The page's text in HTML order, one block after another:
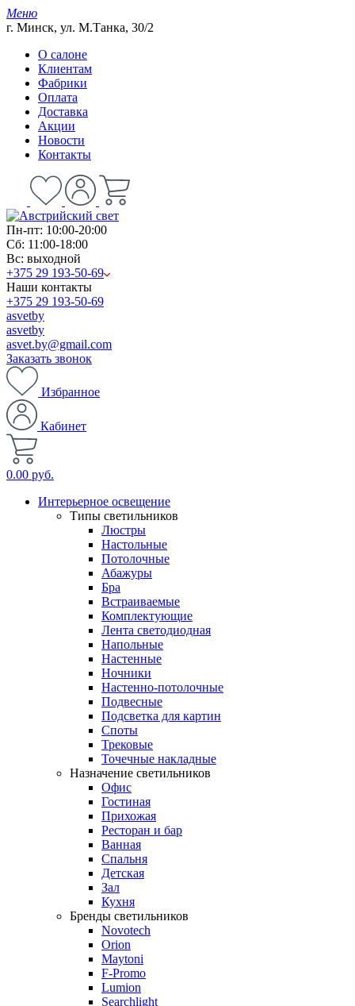
Меню
г. Минск, ул. М.Танка, 30/2
О салоне
Клиентам
Фабрики
Оплата
Доставка
Акции
Новости
Контакты
Пн-пт: 10:00-20:00
Сб: 11:00-18:00
Вс: выходной
+375 29 193-50-69
Наши контакты
+375 29 193-50-69
asvetby
asvetby
asvet.by@gmail.com
Заказать звонок
Избранное
Кабинет
0.00 руб.
Интерьерное освещение
Типы светильников
Люстры
Настольные
Потолочные
Абажуры
Бра
Встраиваемые
Комплектующие
Лента светодиодная
Напольные
Настенные
Ночники
Настенно-потолочные
Подвесные
Подсветка для картин
Споты
Трековые
Точечные накладные
Назначение светильников
Офис
Гостиная
Прихожая
Ресторан и бар
Ванная
Спальня
Детская
Зал
Кухня
Бренды светильников
Novotech
Orion
Maytoni
F-Promo
Lumion
Searchlight